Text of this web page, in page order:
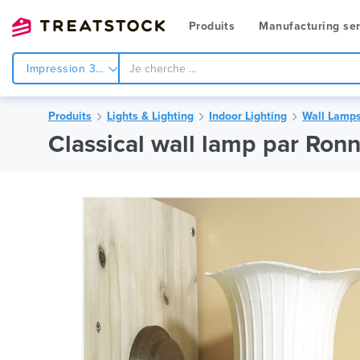
Produits Manufacturing
Impression 3d
Produits Lights & Lighting Indoor Lighting Wall
Classical wall lamp par